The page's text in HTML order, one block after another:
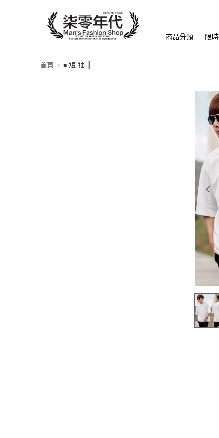
商品分類 限
首頁 ■ 短 袖 ║